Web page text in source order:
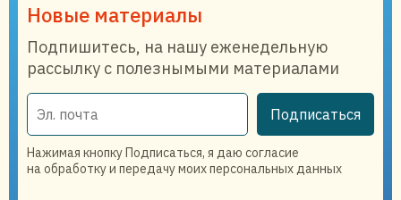
Новые материалы
Подпишитесь, на нашу еженедельную
рассылку с полезнымыми материалами
Подписаться
Нажимая кнопку Подписаться, я даю согласие
на обработку и передачу моих персональных данных